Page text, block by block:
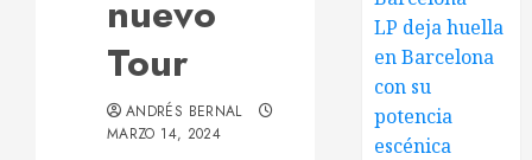
nuevo
Tour
ANDRÉS BERNAL
MARZO 14, 2024
LP deja huella
en Barcelona
con su
potencia
escénica